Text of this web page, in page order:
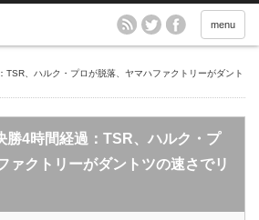
menu
TSR、ハルク・プロが脱落、ヤマハファクトリーがダント
勝4時間経過：TSR、ハルク・プ
ァクトリーがダントツの速さでリ